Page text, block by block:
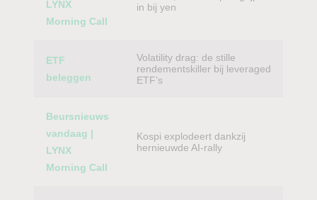
LYNX
Morning Call
in bij yen
ETF
beleggen
Volatility drag: de stille
rendementskiller bij leveraged
ETF’s
Beursnieuws
vandaag |
LYNX
Morning Call
Kospi explodeert dankzij
hernieuwde AI-rally